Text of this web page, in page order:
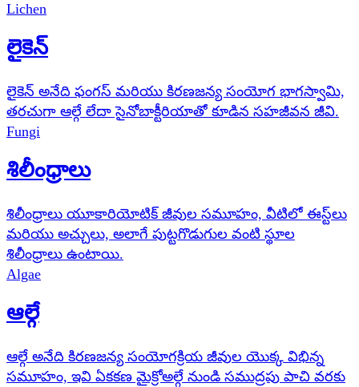
Lichen
లైకెన్
లైకెన్ అనేది ఫంగస్ మరియు కిరణజన్య సంయోగ భాగస్వామి,
తరచుగా ఆల్గే లేదా సైనోబాక్టీరియాతో కూడిన సహజీవన జీవి.
Fungi
శిలీంధ్రాలు
శిలీంధ్రాలు యూకారియోటిక్ జీవుల సమూహం, వీటిలో ఈస్ట్‌లు
మరియు అచ్చులు, అలాగే పుట్టగొడుగుల వంటి స్థూల
శిలీంధ్రాలు ఉంటాయి.
Algae
ఆల్గే
ఆల్గే అనేది కిరణజన్య సంయోగక్రియ జీవుల యొక్క విభిన్న
సమూహం, ఇవి ఏకకణ మైక్రోఅల్గే నుండి సముద్రపు పాచి వరకు